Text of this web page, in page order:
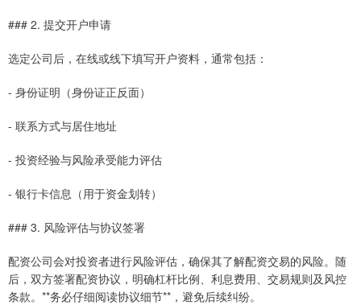
### 2. 提交开户申请
选定公司后，在线或线下填写开户资料，通常包括：
- 身份证明（身份证正反面）
- 联系方式与居住地址
- 投资经验与风险承受能力评估
- 银行卡信息（用于资金划转）
### 3. 风险评估与协议签署
配资公司会对投资者进行风险评估，确保其了解配资交易的风险。随
后，双方签署配资协议，明确杠杆比例、利息费用、交易规则及风控
条款。**务必仔细阅读协议细节**，避免后续纠纷。